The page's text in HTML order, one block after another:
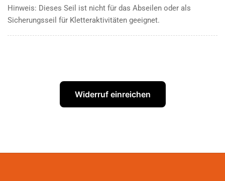
Hinweis: Dieses Seil ist nicht für das Abseilen oder als
Sicherungsseil für Kletteraktivitäten geeignet.
Widerruf einreichen